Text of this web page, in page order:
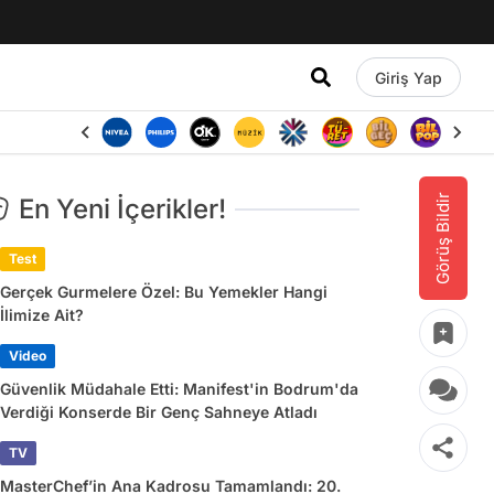
Giriş Yap
Görüş Bildir
En Yeni İçerikler!
Test
Gerçek Gurmelere Özel: Bu Yemekler Hangi
İlimize Ait?
Video
Güvenlik Müdahale Etti: Manifest'in Bodrum'da
Verdiği Konserde Bir Genç Sahneye Atladı
TV
MasterChef’in Ana Kadrosu Tamamlandı: 20.